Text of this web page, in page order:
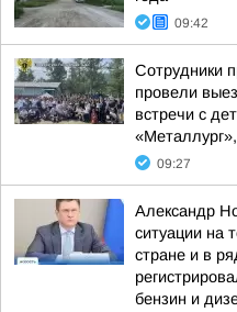
09:42
Сотрудники
провели
встречи с
09:27
Александр
ситуации на
стране и в
бензин и